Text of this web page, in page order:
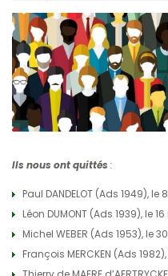
Ils nous ont quittés :
Paul DANDELOT (Ads 1949), le
Léon DUMONT (Ads 1939), le
Michel WEBER (Ads 1953), le
François MERCKEN (Ads